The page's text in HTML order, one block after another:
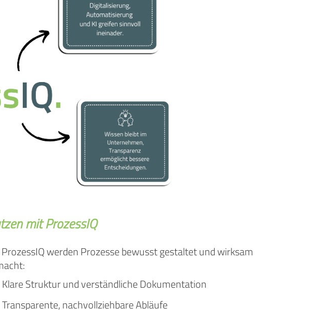
mit ProzessIQ
werden Prozesse bewusst gestaltet und wirksam
Klare Struktur und verständliche Dokumentation
Transparente, nachvollziehbare Abläufe